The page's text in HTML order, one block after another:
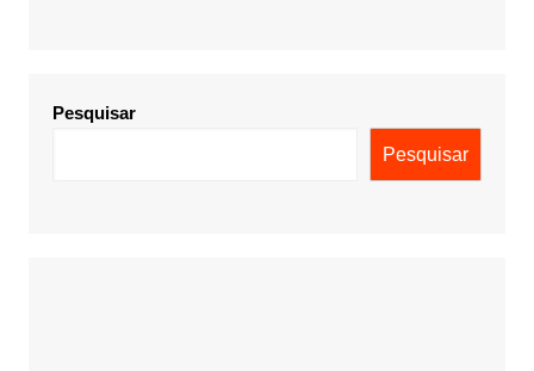
Pesquisar
Pesquisar